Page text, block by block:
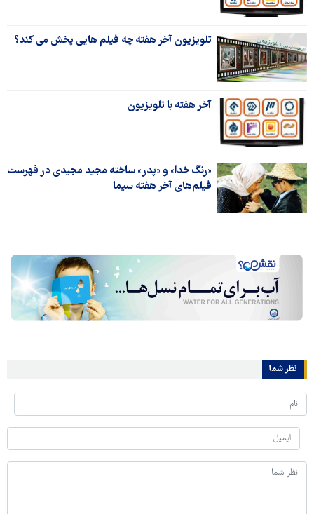
تلویزیون آخر هفته چه فیلم هایی پخش می کند؟
آخر هفته با تلویزیون
«رنگ خدا» و «پدر» ساخته مجید مجیدی در فهرست
فیلم‌های آخر هفته سیما
نظر شما